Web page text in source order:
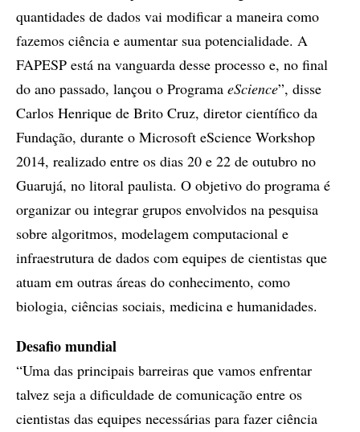
quantidades de dados vai modificar a maneira como
fazemos ciência e aumentar sua potencialidade. A
FAPESP está na vanguarda desse processo e, no final
do ano passado, lançou o Programa eScience”, disse
Carlos Henrique de Brito Cruz, diretor científico da
Fundação, durante o Microsoft eScience Workshop
2014, realizado entre os dias 20 e 22 de outubro no
Guarujá, no litoral paulista. O objetivo do programa é
organizar ou integrar grupos envolvidos na pesquisa
sobre algoritmos, modelagem computacional e
infraestrutura de dados com equipes de cientistas que
atuam em outras áreas do conhecimento, como
biologia, ciências sociais, medicina e humanidades.
Desafio mundial
“Uma das principais barreiras que vamos enfrentar
talvez seja a dificuldade de comunicação entre os
cientistas das equipes necessárias para fazer ciência